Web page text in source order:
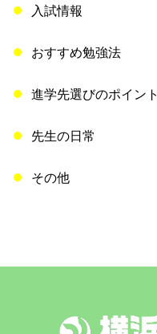
入試情報
おすすめ勉強法
進学先選びのポイント
先生の日常
その他